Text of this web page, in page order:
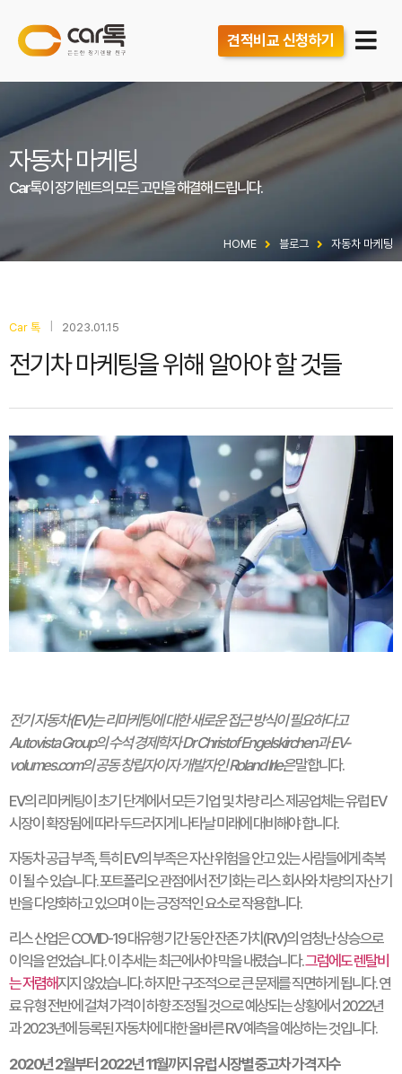
견적비교 신청하기
자동차 마케팅
Car톡이 장기렌트의 모든 고민을 해결해 드립니다.
HOME 블로그 자동차 마케팅
Car 톡 2023.01.15
전기차 마케팅을 위해 알아야 할 것들
전기 자동차(EV)는 리마케팅에 대한 새로운 접근 방식이 필요하다고
Autovista Group의 수석 경제학자 Dr Christof Engelskirchen과 EV-
volumes.com의 공동 창립자이자 개발자인 Roland Irle은말합니다.
EV의 리마케팅이 초기 단계에서 모든 기업 및 차량 리스 제공업체는 유럽 EV
시장이 확장됨에 따라 두드러지게 나타날 미래에 대비해야 합니다.
자동차 공급 부족, 특히 EV의 부족은 자산 위험을 안고 있는 사람들에게 축복
이 될 수 있습니다. 포트폴리오 관점에서 전기화는 리스 회사와 차량의 자산 기
반을 다양화하고 있으며 이는 긍정적인 요소로 작용합니다.
리스 산업은 COVID-19 대유행 기간 동안 잔존 가치(RV)의 엄청난 상승으로
이익을 얻었습니다. 이 추세는 최근에서야 막을 내렸습니다.그럼에도 렌탈비
는 저렴해지지 않았습니다. 하지만 구조적으로 큰 문제를 직면하게 됩니다. 연
료 유형 전반에 걸쳐 가격이 하향 조정될 것으로 예상되는 상황에서 2022년
과 2023년에 등록된 자동차에 대한 올바른 RV 예측을 예상하는 것입니다.
2020년 2월부터 2022년 11월까지 유럽 시장별 중고차 가격 지수